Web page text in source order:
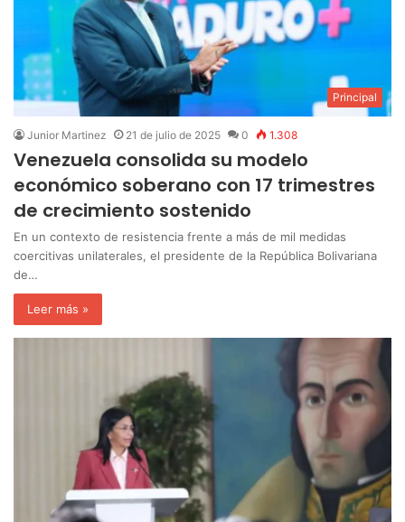
Principal
Junior Martinez 21 de julio de 2025 0 1.308
Venezuela consolida su modelo
económico soberano con 17 trimestres
de crecimiento sostenido
En un contexto de resistencia frente a más de mil medidas
coercitivas unilaterales, el presidente de la República Bolivariana
de…
Leer más »